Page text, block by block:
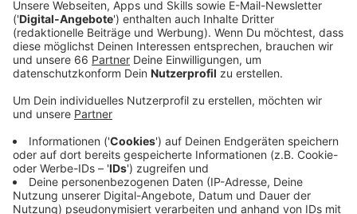
Anzeige
Wer bei uns in der Stadt einen Garten hat, verfügt im
Schnitt über 345 Quadratmeter Grünfläche. Das ist in
etwa so viel wie 1,5 Tennisfelder.
Anzeige